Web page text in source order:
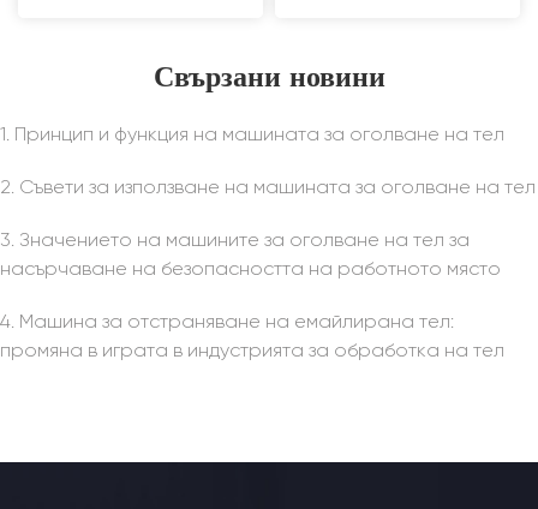
Свързани новини
1. Принцип и функция на машината за оголване на тел
2. Съвети за използване на машината за оголване на тел
3. Значението на машините за оголване на тел за
насърчаване на безопасността на работното място
4. Машина за отстраняване на емайлирана тел:
промяна в играта в индустрията за обработка на тел